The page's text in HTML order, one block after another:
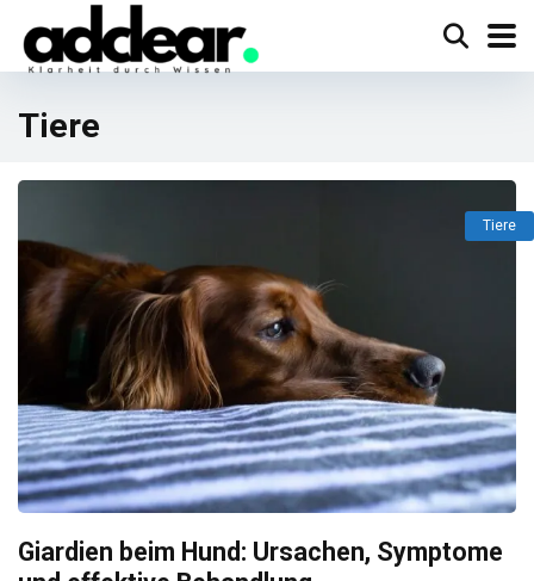
Tiere
Tiere
Giardien beim Hund: Ursachen, Symptome